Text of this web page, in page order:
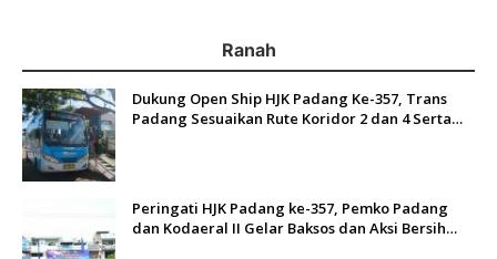
Ranah
Dukung Open Ship HJK Padang Ke-357, Trans
Padang Sesuaikan Rute Koridor 2 dan 4 Serta
Peringati HJK Padang ke-357, Pemko Padang
dan Kodaeral II Gelar Baksos dan Aksi Bersih